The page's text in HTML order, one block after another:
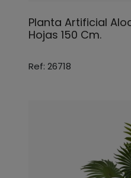
Planta Artificial
Hojas 150 Cm.
Ref: 26718